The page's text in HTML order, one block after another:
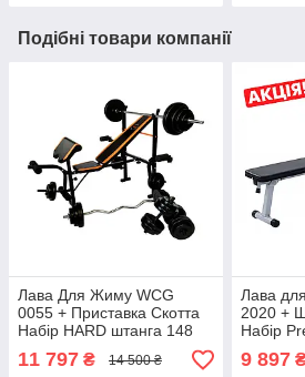
Подібні товари компанії
Лава Для Жиму WCG
0055 + Приставка Скотта
Набір HARD штанга 148
набором 148 кг SHOPIK
11 797 ₴ 14 500 ₴
Лава
2020 +
Набір
SHOPIK
9 897